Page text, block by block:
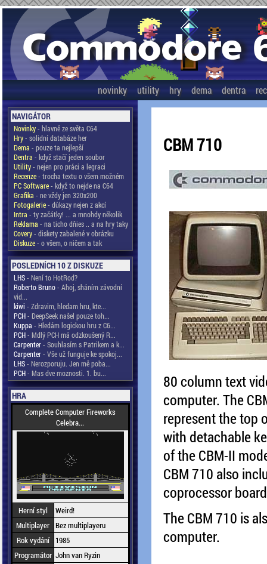
novinky utility hry dema dentra
NAVIGÁTOR
Novinky- hlavně ze světa C64
Hry- solidní databáze her
Dema - pouze ta nejlepší
Dentra - když stačí jeden soubor
Utility- nejen pro práci a legraci
Recenze- trocha textu o všem možném
PC Software- když to nejde na C64
Grafika - ne vždy jen 320x200
Fotogalerie- důkazy nejen z akcí
Intra - ty začátky! ... a mnohdy několik
Reklama - na ticho dňies .. a na hry taky
Covery- diskety zabalené v obrázku
Diskuze- o všem, o ničem a tak
POSLEDNÍCH 10 Z DISKUZE
LHS- Není to HotRod?
Roberto Bruno- Ahoj, sháním závodní
vid...
kiwi - Zdravim, hledam hru, kte...
PCH- DeepSeek našel pouze toh...
Kuppa - Hledám logickou hru z C6...
PCH- Mdlý PCH má odzkoušený R...
Carpenter- Souhlasím s Patrikem a k...
Carpenter- Vše už funguje ke spokoj...
LHS- Nerozporuju. Jen mě poba...
PCH- Mas dve moznosti. 1. bu...
HRA
Complete Computer Fireworks
Celebra...
Herní styl
Weird!
Multiplayer Bez multiplayeru
Rok vydání
1985
Programátor John van Ryzin
CBM 710
80 column text
computer. The
represent the top
with detachable
of the CBM-II
CBM 710 also
coprocessor
The CBM 710 is
computer.